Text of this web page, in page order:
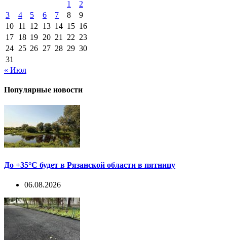
1
2
3
4 5 6 7 8
9
10 11 12 13 14 15 16
17 18 19 20 21 22 23
24 25 26 27 28 29 30
31
« Июл
Популярные новости
До +35°С будет в Рязанской области в пятницу
06.08.2026